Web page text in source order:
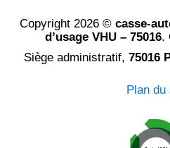
Copyright 2026 © casse-
d’usage VHU – 75016.
Siège administratif, 75016
Plan du